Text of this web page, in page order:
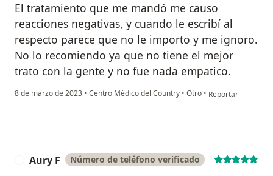
El tratamiento que me mandó me causo
reacciones negativas, y cuando le escribí al
respecto parece que no le importo y me ignoro.
No lo recomiendo ya que no tiene el mejor
trato con la gente y no fue nada empatico.
8 de marzo de 2023 • Centro Médico del Country • Otro • en opinión del
Reportar
Aury F Número de teléfono verificado